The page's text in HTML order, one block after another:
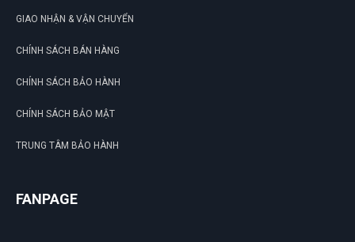
GIAO NHẬN & VẬN CHUYỂN
CHÍNH SÁCH BÁN HÀNG
CHÍNH SÁCH BẢO HÀNH
CHÍNH SÁCH BẢO MẬT
TRUNG TÂM BẢO HÀNH
FANPAGE